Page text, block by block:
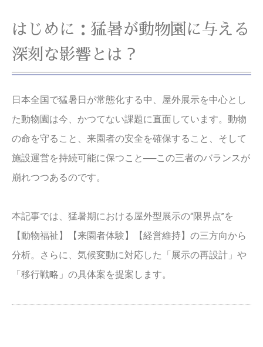
はじめに：猛暑が動物園に与える
深刻な影響とは？
日本全国で猛暑日が常態化する中、屋外展示を中心とし
た動物園は今、かつてない課題に直面しています。動物
の命を守ること、来園者の安全を確保すること、そして
施設運営を持続可能に保つこと──この三者のバランスが
崩れつつあるのです。
本記事では、猛暑期における屋外型展示の“限界点”を
【動物福祉】【来園者体験】【経営維持】の三方向から
分析。さらに、気候変動に対応した「展示の再設計」や
「移行戦略」の具体案を提案します。